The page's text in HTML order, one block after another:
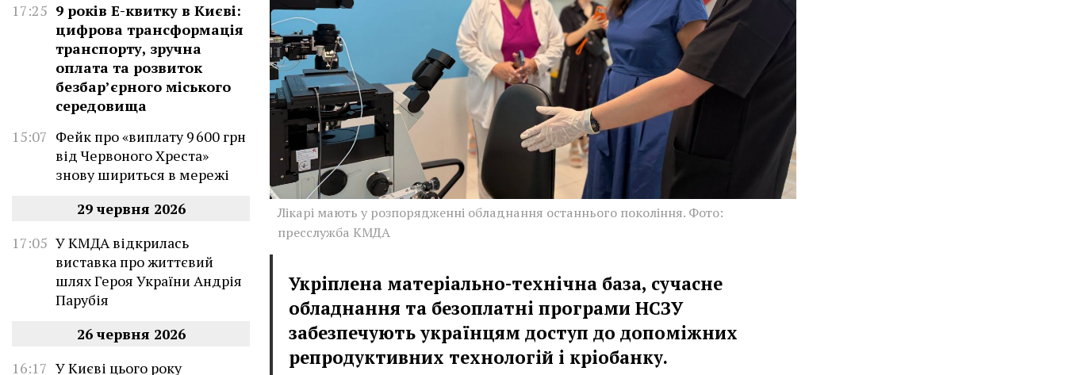
17:25 9 років Е-квитку в Києві:
цифрова трансформація
транспорту, зручна
оплата та розвиток
безбар’єрного міського
середовища
15:07 Фейк про «виплату 9 600 грн
від Червоного Хреста»
знову шириться в мережі
29 червня 2026
17:05 У КМДА відкрилась
виставка про життєвий
шлях Героя України Андрія
Парубія
26 червня 2026
16:17 У Києві цього року
Лікарі мають у розпорядженні обладнання останнього покоління. Фото:
пресслужба КМДА
Укріплена матеріально-технічна база, сучасне
обладнання та безоплатні програми НСЗУ
забезпечують українцям доступ до допоміжних
репродуктивних технологій і кріобанку.